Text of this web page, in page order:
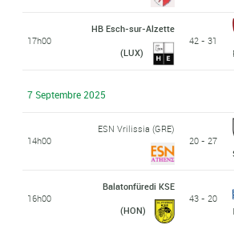
17h00
HB Esch-sur-Alzette
(LUX)
42 - 31
7 Septembre 2025
14h00
ESN Vrilissia (GRE)
20 - 27
16h00
Balatonfüredi KSE
(HON)
43 - 20